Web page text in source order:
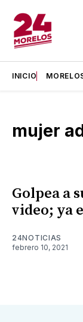
INICIO
mujer
Golpea a
video; ya
24NOTICIAS
febrero 10, 2021